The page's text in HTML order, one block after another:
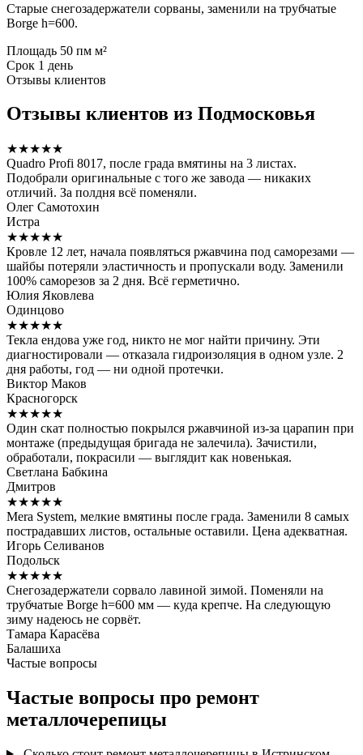
Старые снегозадержатели сорваны, заменили на трубчатые
Borge h=600.
Площадь 50 пм м²
Срок 1 день
Отзывы клиентов
Отзывы клиентов из Подмосковья
★★★★★
Quadro Profi 8017, после града вмятины на 3 листах.
Подобрали оригинальные с того же завода — никаких
отличий. За полдня всё поменяли.
Олег Самотохин
Истра
★★★★★
Кровле 12 лет, начала появляться ржавчина под саморезами —
шайбы потеряли эластичность и пропускали воду. Заменили
100% саморезов за 2 дня. Всё герметично.
Юлия Яковлева
Одинцово
★★★★★
Текла ендова уже год, никто не мог найти причину. Эти
диагностировали — отказала гидроизоляция в одном узле. 2
дня работы, год — ни одной протечки.
Виктор Маков
Красногорск
★★★★★
Один скат полностью покрылся ржавчиной из-за царапин при
монтаже (предыдущая бригада не залечила). Зачистили,
обработали, покрасили — выглядит как новенькая.
Светлана Бабкина
Дмитров
★★★★★
Mera System, мелкие вмятины после града. Заменили 8 самых
пострадавших листов, остальные оставили. Цена адекватная.
Игорь Селиванов
Подольск
★★★★★
Снегозадержатели сорвало лавиной зимой. Поменяли на
трубчатые Borge h=600 мм — куда крепче. На следующую
зиму надеюсь не сорвёт.
Тамара Карасёва
Балашиха
Частые вопросы
Частые вопросы про ремонт
металлочерепицы